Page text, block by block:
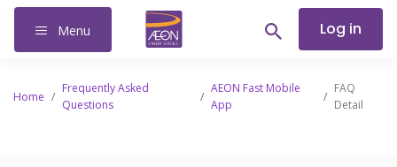
Log in
Menu
Home /
Frequently Asked
Questions
/
AEON Fast Mobile
App
/
FAQ
Detail